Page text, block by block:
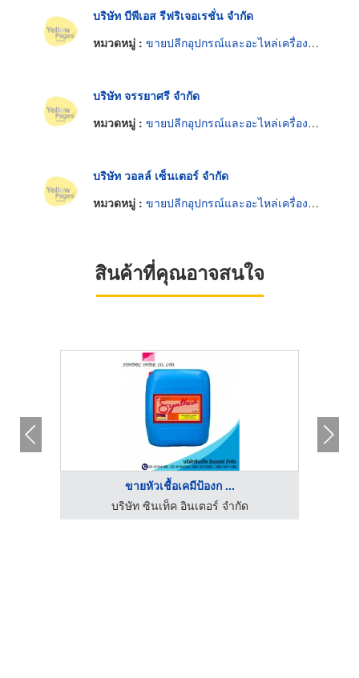
บริษัท บีพีเอส รีฟริเจอเรชั่น จำกัด
หมวดหมู่ : ขายปลีกอุปกรณ์และอะไหล่เครื่องทำความเย็น
บริษัท จรรยาศรี จำกัด
หมวดหมู่ : ขายปลีกอุปกรณ์และอะไหล่เครื่องทำความเย็น
บริษัท วอลล์ เซ็นเตอร์ จำกัด
หมวดหมู่ : ขายปลีกอุปกรณ์และอะไหล่เครื่องทำความเย็น
สินค้าที่คุณอาจสนใจ
ขายหัวเชื้อเคมีป้องก ...
บริษัท ซินเท็ค อินเตอร์ จำกัด